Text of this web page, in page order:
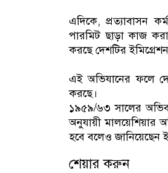
এদিকে, প্রত্যাবাসন
পারমিট ছাড়া কাজ
করছে দেশটির
এই অভিযানের ফলে
করছে।
১৯৫৯/৬৩ সালের
অনুযায়ী মালয়েশিয়ার
হবে বলেও জানিয়েছেন
শেয়ার করুন